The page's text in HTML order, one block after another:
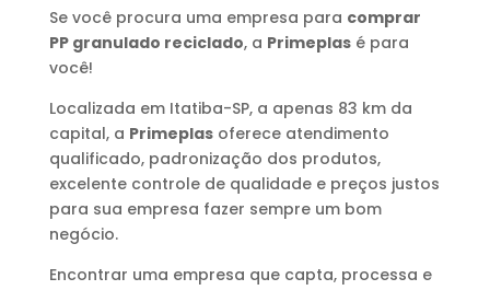
Se você procura uma empresa para comprar
PP granulado reciclado, a Primeplasé para
você!
Localizada em Itatiba-SP, a apenas 83 km da
capital, a Primeplasoferece atendimento
qualificado, padronização dos produtos,
excelente controle de qualidade e preços justos
para sua empresa fazer sempre um bom
negócio.
Encontrar uma empresa que capta, processa e